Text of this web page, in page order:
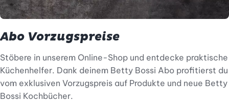
Abo Vorzugspreise
Stöbere in unserem Online-Shop und entdecke praktische
Küchenhelfer. Dank deinem Betty Bossi Abo profitierst du
vom exklusiven Vorzugspreis auf Produkte und neue Betty
Bossi Kochbücher.